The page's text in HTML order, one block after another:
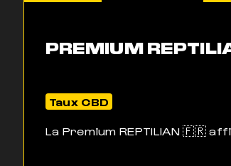
PREMIUM
Taux CBD
La Premium REPTILIAN 🇫🇷